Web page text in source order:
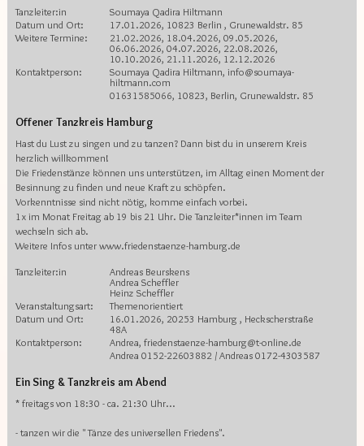
Tanzleiter:in
Soumaya Qadira Hiltmann
Datum und Ort:
17.01.2026, 10823 Berlin , Grunewaldstr. 85
Weitere Termine:
21.02.2026, 18.04.2026, 09.05.2026,
06.06.2026, 04.07.2026, 22.08.2026,
10.10.2026, 21.11.2026, 12.12.2026
Kontaktperson:
Soumaya Qadira Hiltmann, info@soumaya-
hiltmann.com
01631585066, 10823, Berlin, Grunewaldstr. 85
Offener Tanzkreis Hamburg
Hast du Lust zu singen und zu tanzen? Dann bist du in unserem Kreis
herzlich willkommen!
Die Friedenstänze können uns unterstützen, im Alltag einen Moment der
Besinnung zu finden und neue Kraft zu schöpfen.
Vorkenntnisse sind nicht nötig, komme einfach vorbei.
1x im Monat Freitag ab 19 bis 21 Uhr. Die Tanzleiter*innen im Team
wechseln sich ab.
Weitere Infos unter www.friedenstaenze-hamburg.de
Tanzleiter:in
Andreas Beurskens
Andrea Scheffler
Heinz Scheffler
Veranstaltungsart:
Themenorientiert
Datum und Ort:
16.01.2026, 20253 Hamburg , Heckscherstraße
48A
Kontaktperson:
Andrea, friedenstaenze-hamburg@t-online.de
Andrea 0152-22603882 / Andreas 0172-4303587
Ein Sing & Tanzkreis am Abend
* freitags von 18:30 - ca. 21:30 Uhr...
- tanzen wir die " Tänze des universellen Friedens".